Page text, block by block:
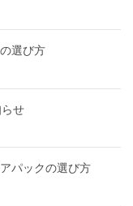
選び方
せ
パックの選び方